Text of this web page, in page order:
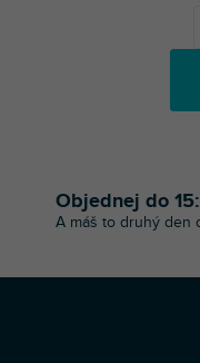
Objednej do
A máš to druhý den